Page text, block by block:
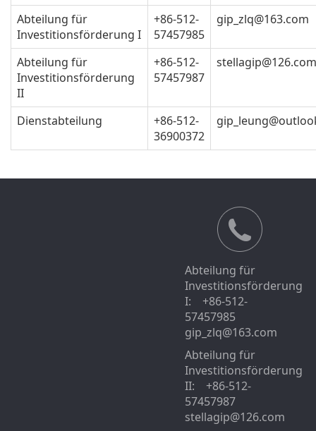
Abteilung für
Investitionsförderung I
+86-512-
57457985
gip_zlq@163.com
Abteilung für
Investitionsförderung
II
+86-512-
57457987
stellagip@126.com
Dienstabteilung
+86-512-
36900372
Abteilung für
Investitionsförderung
I: +86-512-
57457985
gip_zlq@163.com
Abteilung für
Investitionsförderung
II: +86-512-
57457987
stellagip@126.com